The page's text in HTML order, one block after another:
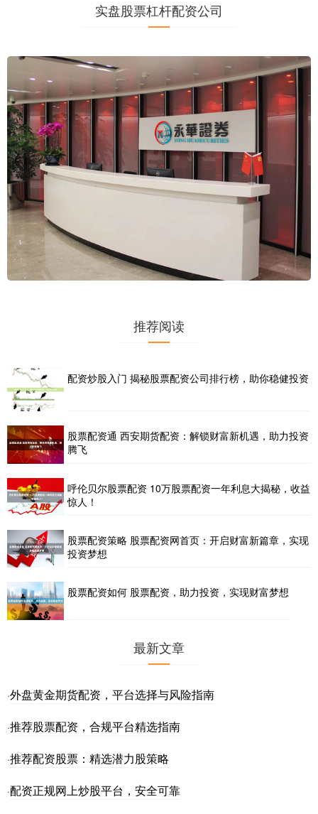
实盘股票杠杆配资公司
推荐阅读
配资炒股入门 揭秘股票配资公司排行榜，助你稳健投资
股票配资通 西安期货配资：解锁财富新机遇，助力投资
腾飞
呼伦贝尔股票配资 10万股票配资一年利息大揭秘，收益
惊人！
股票配资策略 股票配资网首页：开启财富新篇章，实现
投资梦想
股票配资如何 股票配资，助力投资，实现财富梦想
最新文章
·外盘黄金期货配资，平台选择与风险指南
·推荐股票配资，合规平台精选指南
·推荐配资股票：精选潜力股策略
·配资正规网上炒股平台，安全可靠